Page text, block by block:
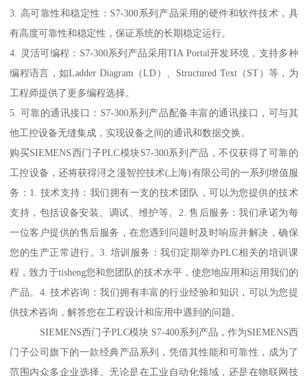
3. 高可靠性和稳定性：S7-300系列产品采用的硬件和软件技术，具
有高度可靠性和稳定性，保证系统的长期稳定运行。
4. 灵活可编程：S7-300系列产品采用TIA Portal开发环境，支持多种
编程语言，如Ladder Diagram（LD）、Structured Text（ST）等，为
工程师提供了更多编程选择。
5. 可靠的通讯接口：S7-300系列产品配备丰富的通讯接口，可与其
他工控设备无缝集成，实现设备之间的通讯和数据交换。
购买SIEMENS西门子PLC模块S7-300系列产品，不仅获得了可靠的
工控设备，还将获得浔之漫智控技术(上海)有限公司的一系列增值服
务：1. 技术支持：我们拥有一支的技术团队，可以为您提供的技术
支持，包括设备安装、调试、维护等。2. 售后服务：我们承诺为每
一位客户提供的售后服务，在您遇到问题时及时响应并解决，确保
您的生产正常进行。3. 培训服务：我们定期举办PLC相关的培训课
程，致力于tisheng您和您团队的技术水平，使您地应用和运用我们的
产品。4. 技术咨询：我们拥有丰富的行业经验和知识，可以为您提
供技术咨询，解答您在工程设计和应用中遇到的问题。
SIEMENS西门子PLC模块 S7-400系列产品，作为SIEMENS西
门子公司旗下的一款经典产品系列，凭借其性能和可靠性，成为了
范围内众多企业选择。无论是在工业自动化领域，还是在物联网技